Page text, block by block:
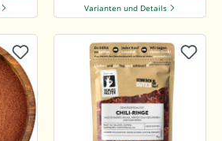
Varianten und Details